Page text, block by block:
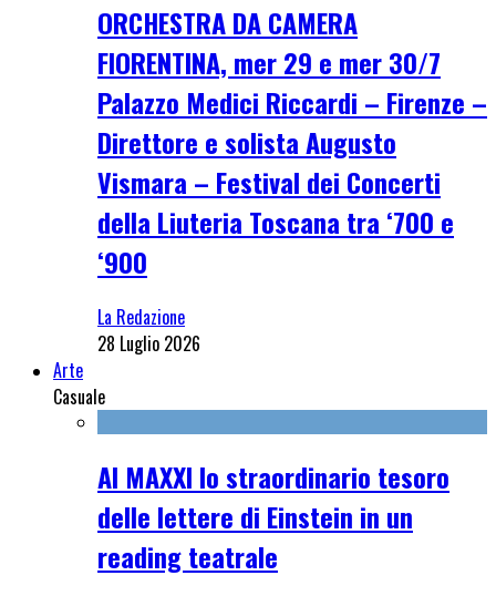
ORCHESTRA DA CAMERA
FIORENTINA, mer 29 e mer 30/7
Palazzo Medici Riccardi – Firenze –
Direttore e solista Augusto
Vismara – Festival dei Concerti
della Liuteria Toscana tra ‘700 e
‘900
La Redazione
28 Luglio 2026
Arte
Casuale
Al MAXXI lo straordinario tesoro
delle lettere di Einstein in un
reading teatrale